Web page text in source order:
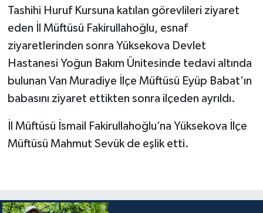
Tashihi Huruf Kursuna katılan görevlileri ziyaret
eden İl Müftüsü Fakirullahoğlu, esnaf
ziyaretlerinden sonra Yüksekova Devlet
Hastanesi Yoğun Bakım Ünitesinde tedavi altında
bulunan Van Muradiye İlçe Müftüsü Eyüp Babat’ın
babasını ziyaret ettikten sonra ilçeden ayrıldı.
İl Müftüsü İsmail Fakirullahoğlu’na Yüksekova İlçe
Müftüsü Mahmut Sevük de eşlik etti.